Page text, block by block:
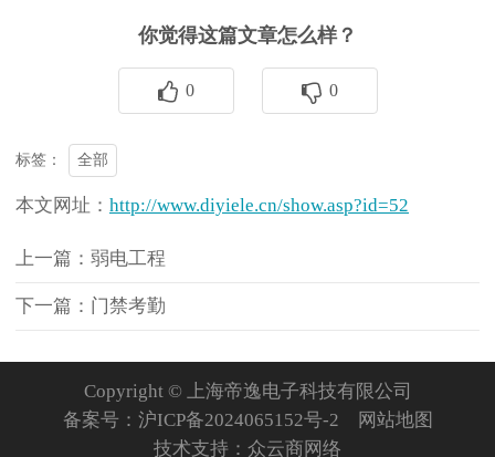
你觉得这篇文章怎么样？
0 0
标签： 全部
本文网址： http://www.diyiele.cn/show.asp?id=52
上一篇：弱电工程
下一篇：门禁考勤
Copyright © 上海帝逸电子科技有限公司
备案号： 沪ICP备2024065152号-2
网站地图
技术支持： 众云商网络